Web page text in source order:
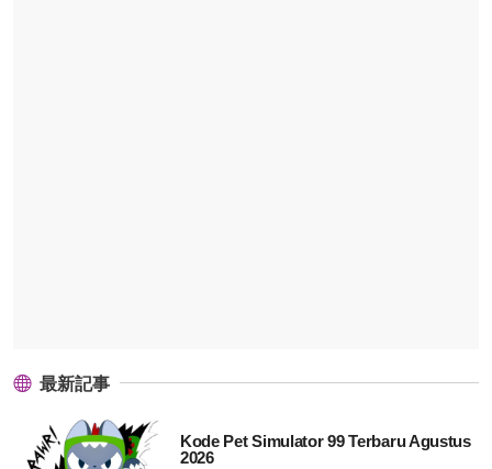
最新記事
Kode Pet Simulator 99 Terbaru Agustus
2026